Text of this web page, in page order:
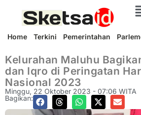
Home Terkini Pemerintahan
Kelurahan Maluhu
dan Iqro di Peringatan
Nasional 2023
Minggu, 22 Oktober 2023 - 07:06 WITA
Bagikan: